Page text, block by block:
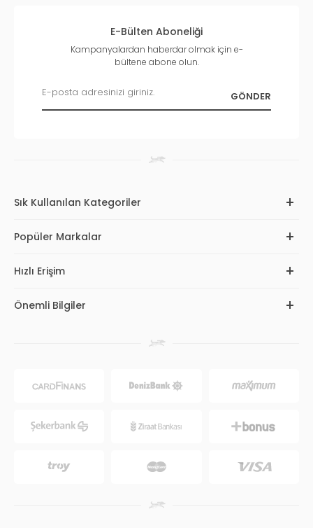
E-Bülten Aboneliği
Kampanyalardan haberdar olmak için e-
bültene abone olun.
Sık Kullanılan Kategoriler
Popüler Markalar
Hızlı Erişim
Önemli Bilgiler